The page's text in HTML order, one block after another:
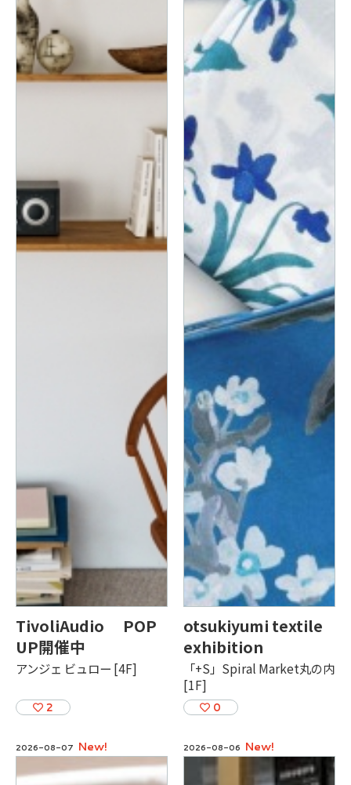
TivoliAudio POP
UP開催中
アンジェ ビュロー [4F]
2
otsukiyumi textile
exhibition
「+S」Spiral Market丸の内
[1F]
0
2026-08-07 New! 2026-08-06 New!